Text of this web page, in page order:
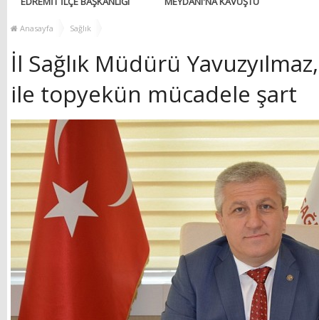
AÇILIYOR!
Anasayfa Sağlık
İl Sağlık Müdürü
ile topyekün mücadele şart